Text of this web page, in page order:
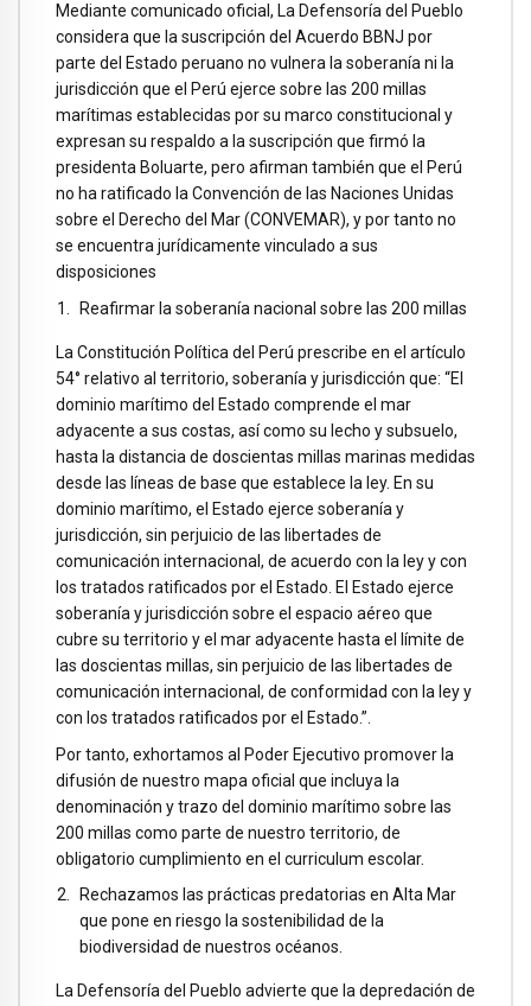
Mediante comunicado oficial, La Defensoría del Pueblo
considera que la suscripción del Acuerdo BBNJ por
parte del Estado peruano no vulnera la soberanía ni la
jurisdicción que el Perú ejerce sobre las 200 millas
marítimas establecidas por su marco constitucional y
expresan su respaldo a la suscripción que firmó la
presidenta Boluarte, pero afirman también que el Perú
no ha ratificado la Convención de las Naciones Unidas
sobre el Derecho del Mar (CONVEMAR), y por tanto no
se encuentra jurídicamente vinculado a sus
disposiciones
Reafirmar la soberanía nacional sobre las 200 millas
La Constitución Política del Perú prescribe en el artículo
54° relativo al territorio, soberanía y jurisdicción que: “El
dominio marítimo del Estado comprende el mar
adyacente a sus costas, así como su lecho y subsuelo,
hasta la distancia de doscientas millas marinas medidas
desde las líneas de base que establece la ley. En su
dominio marítimo, el Estado ejerce soberanía y
jurisdicción, sin perjuicio de las libertades de
comunicación internacional, de acuerdo con la ley y con
los tratados ratificados por el Estado. El Estado ejerce
soberanía y jurisdicción sobre el espacio aéreo que
cubre su territorio y el mar adyacente hasta el límite de
las doscientas millas, sin perjuicio de las libertades de
comunicación internacional, de conformidad con la ley y
con los tratados ratificados por el Estado.”.
Por tanto, exhortamos al Poder Ejecutivo promover la
difusión de nuestro mapa oficial que incluya la
denominación y trazo del dominio marítimo sobre las
200 millas como parte de nuestro territorio, de
obligatorio cumplimiento en el curriculum escolar.
Rechazamos las prácticas predatorias en Alta Mar
que pone en riesgo la sostenibilidad de la
biodiversidad de nuestros océanos.
La Defensoría del Pueblo advierte que la depredación de